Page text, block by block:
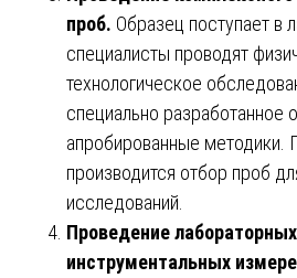
проб. Образец поступает в
специалисты проводят
технологическое
специально разработанное
апробированные методики.
производится отбор проб
исследований.
Проведение
инструментальных